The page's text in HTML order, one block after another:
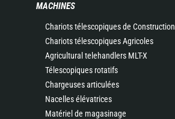
MACHINES
Chariots télescopiques de Construction
Chariots télescopiques Agricoles
Agricultural telehandlers MLT-X
Télescopiques rotatifs
Chargeuses articulées
Nacelles élévatrices
Matériel de magasinage